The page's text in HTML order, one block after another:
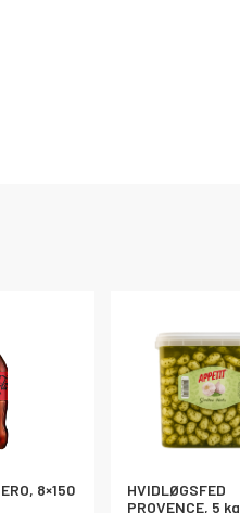
8×150
HVIDLØGSFED
PROVENCE, 5 kg